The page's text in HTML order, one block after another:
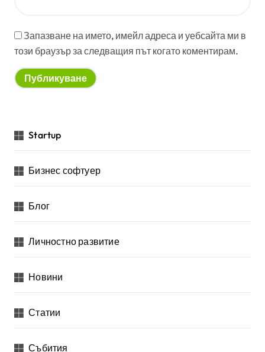
Запазване на името, имейл адреса и уебсайта ми в
този браузър за следващия път когато коментирам.
Startup
Бизнес софтуер
Блог
Личностно развитие
Новини
Статии
Събития